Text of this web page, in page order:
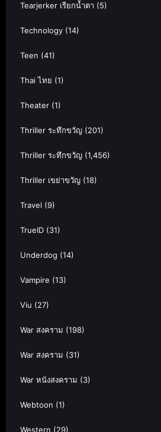
Tearjerker เรียกน้ำตา (5)
Technology (14)
Teen (41)
Thai ไทย (1)
Theater (1)
Thriller ระทึกขวัญ (201)
Thriller ระทึกขวัญ (1,456)
Thriller เขย่าขวัญ (18)
Travel (9)
TrueID (31)
Underdog (14)
Vampire (13)
Viu (27)
War สงคราม (198)
War สงคราม (31)
War หนังสงคราม (3)
Webtoon (1)
Western (29)